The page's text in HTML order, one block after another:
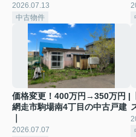
2026.07.13
中古物件
価格変更！400万円→350万円 |
網走市駒場南4丁目の中古戸建
2026.07.07